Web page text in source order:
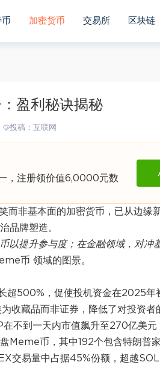
币 加密货币 交易所 区块链
盈利秘诀揭秘
投稿：互联网
，注册领价值6,0000元数
非基本面的加密货币，已从边缘
品牌塑造。
以提升参与度；在金融领域，对冲
币 领域的图景。
超500%，促使投机资金在2025
收藏品而非证券，降低了对投资者
不到一天内市值飙升至270亿美
Meme币，其中192个包含特朗普
交易量中占据45%份额，超越